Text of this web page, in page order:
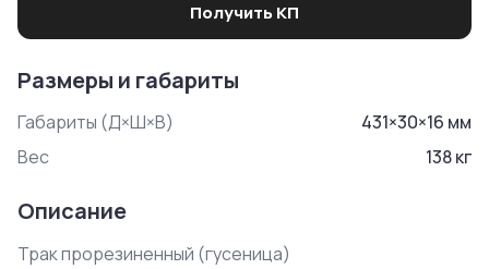
Получить КП
Размеры и габариты
Габариты (Д×Ш×В) 431×30×16 мм
Вес
138кг
Описание
Трак прорезиненный (гусеница)